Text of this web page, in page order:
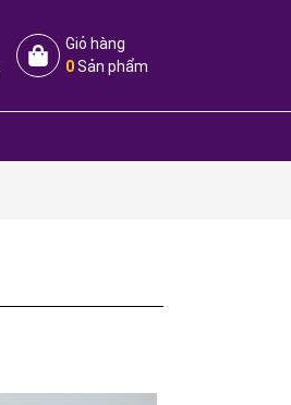
Giỏ hàng
0Sản phẩm